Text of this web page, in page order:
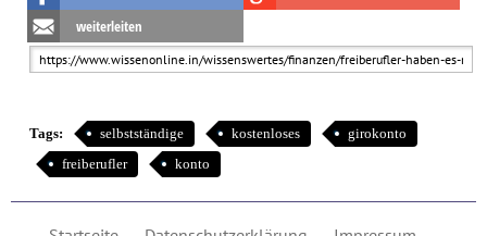
weiterleiten
Tags: selbstständige kostenloses
girokonto
freiberufler
konto